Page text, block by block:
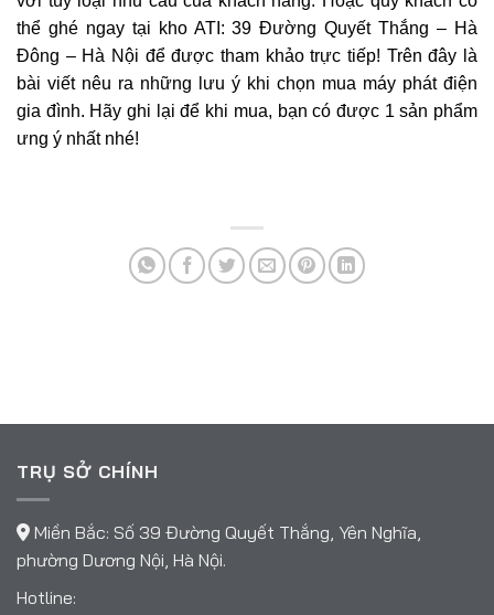
thể ghé ngay tại kho ATI: 39 Đường Quyết Thắng – Hà
Đông – Hà Nội để được tham khảo trực tiếp! Trên đây là
bài viết nêu ra những lưu ý khi chọn mua máy phát điện
gia đình. Hãy ghi lại để khi mua, bạn có được 1 sản phẩm
ưng ý nhất nhé!
TRỤ SỞ CHÍNH
Miền Bắc: Số 39 Đường Quyết Thắng, Yên Nghĩa,
phường Dương Nội, Hà Nội.
Hotline: